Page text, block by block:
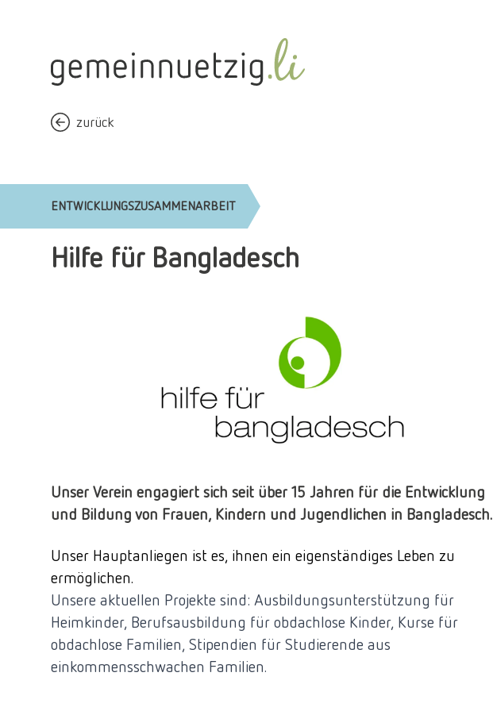
zurück
ENTWICKLUNGSZUSAMMENARBEIT
Hilfe für Bangladesch
Unser Verein engagiert sich seit über 15 Jahren für die Entwicklung
und Bildung von Frauen, Kindern und Jugendlichen in Bangladesch.
Unser Hauptanliegen ist es, ihnen ein eigenständiges Leben zu
ermöglichen.
Unsere aktuellen Projekte sind: Ausbildungsunterstützung für
Heimkinder, Berufsausbildung für obdachlose Kinder, Kurse für
obdachlose Familien, Stipendien für Studierende aus
einkommensschwachen Familien.